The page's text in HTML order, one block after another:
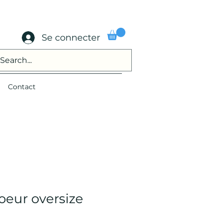
Se connecter
Contact
oversize